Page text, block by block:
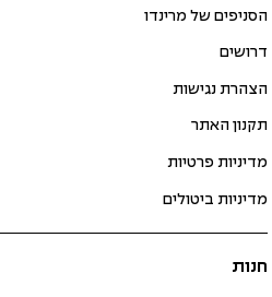
הסניפים של מרינדו
דרושים
הצהרת נגישות
תקנון האתר
מדיניות פרטיות
מדיניות ביטולים
חנות